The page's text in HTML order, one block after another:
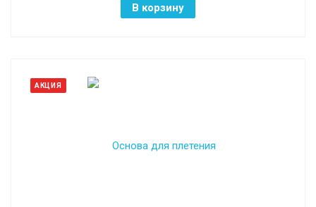
В корзину
АКЦИЯ